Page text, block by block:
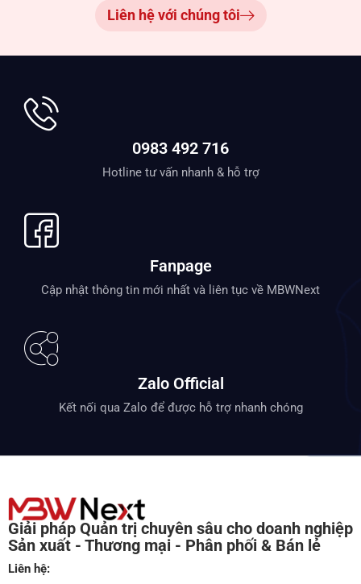
Liên hệ với chúng tôi
0983 492 716
Hotline tư vấn nhanh & hỗ trợ
Fanpage
Cập nhật thông tin mới nhất và liên tục về MBWNext
Zalo Official
Kết nối qua Zalo để được hỗ trợ nhanh chóng
Giải pháp Quản trị chuyên sâu cho doanh nghiệp
Sản xuất - Thương mại - Phân phối & Bán lẻ
Liên hệ: